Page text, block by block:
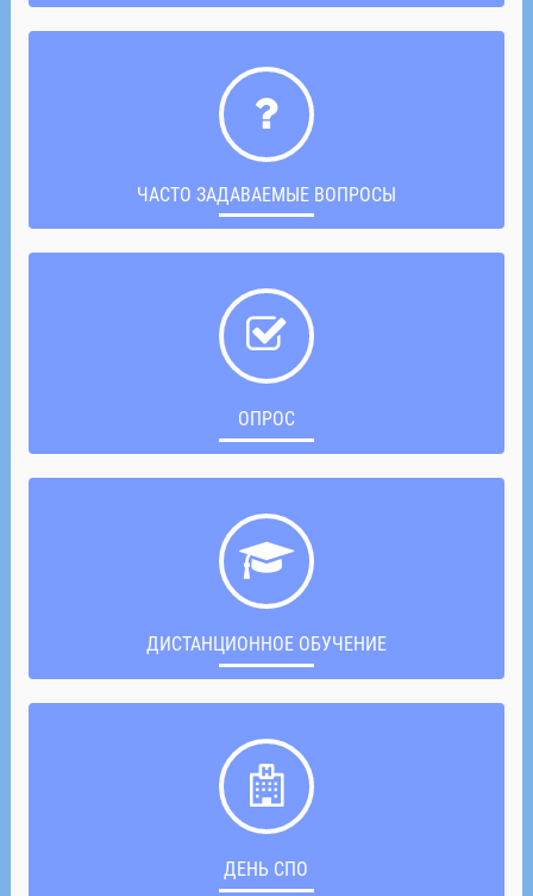
ЧАСТО ЗАДАВАЕМЫЕ ВОПРОСЫ
ОПРОС
ДИСТАНЦИОННОЕ ОБУЧЕНИЕ
ДЕНЬ СПО